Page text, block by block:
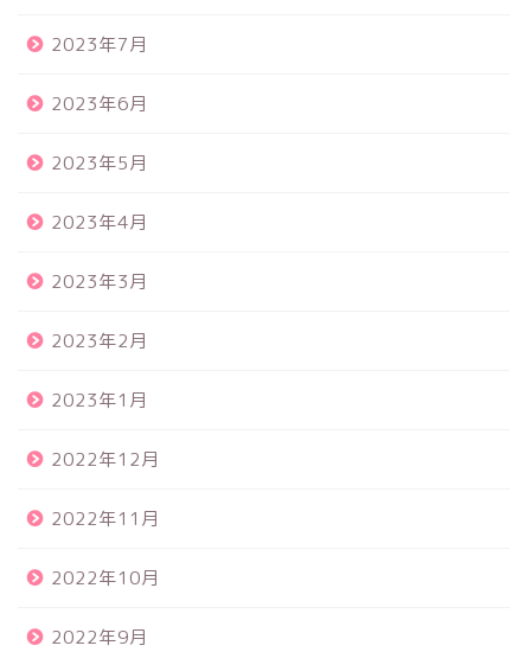
2023年7月
2023年6月
2023年5月
2023年4月
2023年3月
2023年2月
2023年1月
2022年12月
2022年11月
2022年10月
2022年9月